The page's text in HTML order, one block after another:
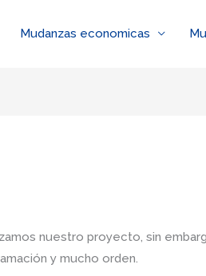
Mudanzas economicas
nuestro proyecto, sin
y mucho orden.